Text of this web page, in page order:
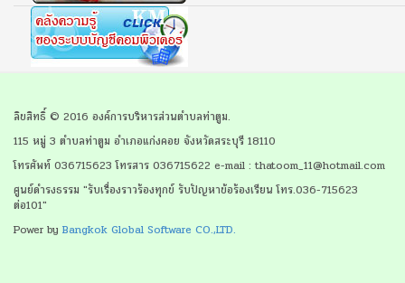
ลิขสิทธิ์ © 2016 องค์การบริหารส่วนตำบลท่าตูม.
115 หมู่ 3 ตำบลท่าตูม อำเภอแก่งคอย จังหวัดสระบุรี 18110
โทรศัพท์ 036715623 โทรสาร 036715622 e-mail : thatoom_11@hotmail.com
ศูนย์ดำรงธรรม "รับเรื่องราวร้องทุกข์ รับปัญหาข้อร้องเรียน โทร.036-715623
ต่อ101"
Power by Bangkok Global Software CO.,LTD.